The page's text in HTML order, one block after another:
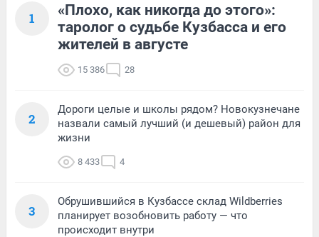
1
«Плохо, как никогда до этого»:
таролог о судьбе Кузбасса и его
жителей в августе
15 386 28
2
Дороги целые и школы рядом? Новокузнечане
назвали самый лучший (и дешевый) район для
жизни
8 433 4
3
Обрушившийся в Кузбассе склад Wildberries
планирует возобновить работу — что
происходит внутри